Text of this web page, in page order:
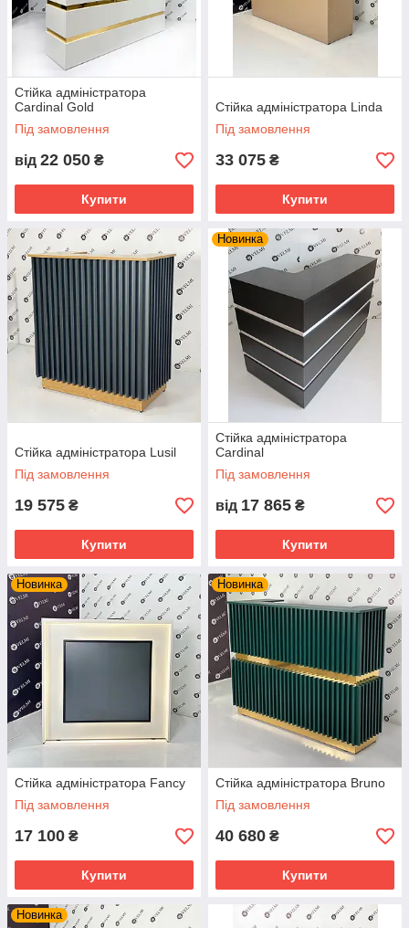
Стійка адміністратора
Cardinal Gold
Під замовлення
від 22 050 ₴
Купити
Стійка адміністратора Linda
Під замовлення
33 075 ₴
Купити
Стійка адміністратора Lusil
Під замовлення
19 575 ₴
Купити
Новинка
Стійка адміністратора
Cardinal
Під замовлення
від 17 865 ₴
Купити
Новинка
Стійка адміністратора Fancy
Під замовлення
17 100 ₴
Купити
Новинка
Стійка адміністратора Bruno
Під замовлення
40 680 ₴
Купити
Новинка